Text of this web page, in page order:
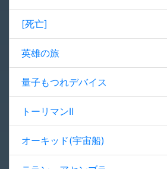
[死亡]
英雄の旅
量子もつれデバイス
トーリマンⅡ
オーキッド(宇宙船)